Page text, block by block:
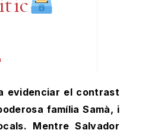
família Samà, i
Mentre Salvador